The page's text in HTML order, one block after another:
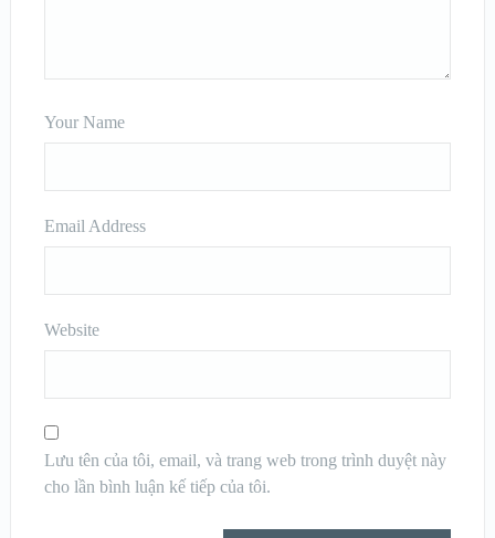
Your Name
Email Address
Website
Lưu tên của tôi, email, và trang web trong trình duyệt này
cho lần bình luận kế tiếp của tôi.